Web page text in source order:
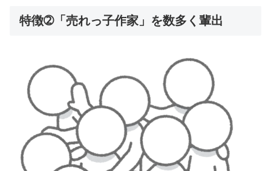
特徴➁「売れっ子作家」を数多く輩出